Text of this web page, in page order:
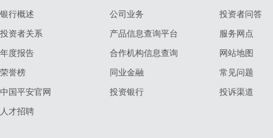
银行概述
投资者关系
年度报告
荣誉榜
中国平安官网
人才招聘
公司业务
产品信息查询平台
合作机构信息查询
同业金融
投资银行
投资者问答
服务网点
网站地图
常见问题
投诉渠道